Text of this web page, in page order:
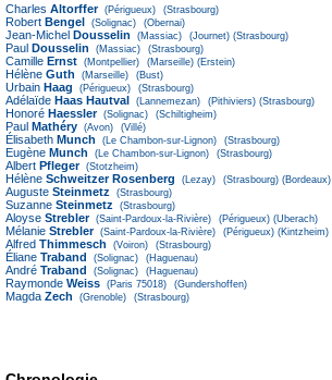
Charles Altorffer (Périgueux) (Strasbourg)
Robert Bengel (Solignac) (Obernai)
Jean-Michel Dousselin (Massiac) (Journet) (Strasbourg)
Paul Dousselin (Massiac) (Strasbourg)
Camille Ernst (Montpellier) (Marseille) (Erstein)
Hélène Guth (Marseille) (Bust)
Urbain Haag (Périgueux) (Strasbourg)
Adélaïde Haas Hautval (Lannemezan) (Pithiviers) (Strasbourg)
Honoré Haessler (Solignac) (Schiltigheim)
Paul Mathéry (Avon) (Villé)
Élisabeth Munch (Le Chambon-sur-Lignon) (Strasbourg)
Eugène Munch (Le Chambon-sur-Lignon) (Strasbourg)
Albert Pfleger (Stotzheim)
Hélène Schweitzer Rosenberg (Lezay) (Strasbourg) (Bordeaux)
Auguste Steinmetz (Strasbourg)
Suzanne Steinmetz (Strasbourg)
Aloyse Strebler (Saint-Pardoux-la-Rivière) (Périgueux) (Uberach)
Mélanie Strebler (Saint-Pardoux-la-Rivière) (Périgueux) (Kintzheim)
Alfred Thimmesch (Voiron) (Strasbourg)
Éliane Traband (Solignac) (Haguenau)
André Traband (Solignac) (Haguenau)
Raymonde Weiss (Paris 75018) (Gundershoffen)
Magda Zech (Grenoble) (Strasbourg)